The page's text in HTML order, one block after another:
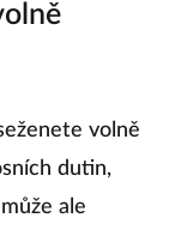
volně
dutin,
ale